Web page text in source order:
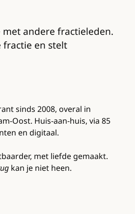
andere fractieleden.
fractie en stelt
sinds 2008, overal in
Oost. Huis-aan-huis, via 85
en digitaal.
met liefde gemaakt.
kan je niet heen.